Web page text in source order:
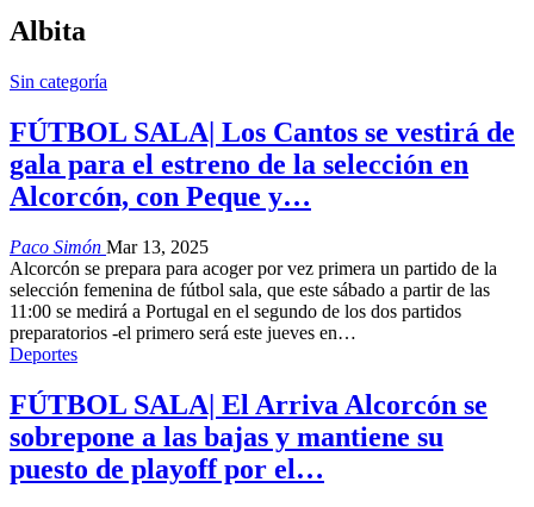
Albita
Sin categoría
FÚTBOL SALA| Los Cantos se vestirá de
gala para el estreno de la selección en
Alcorcón, con Peque y…
Paco Simón Mar 13, 2025
Alcorcón se prepara para acoger por vez primera un partido de la
selección femenina de fútbol sala, que este sábado a partir de las
11:00 se medirá a Portugal en el segundo de los dos partidos
preparatorios -el primero será este jueves en…
Deportes
FÚTBOL SALA| El Arriva Alcorcón se
sobrepone a las bajas y mantiene su
puesto de playoff por el…